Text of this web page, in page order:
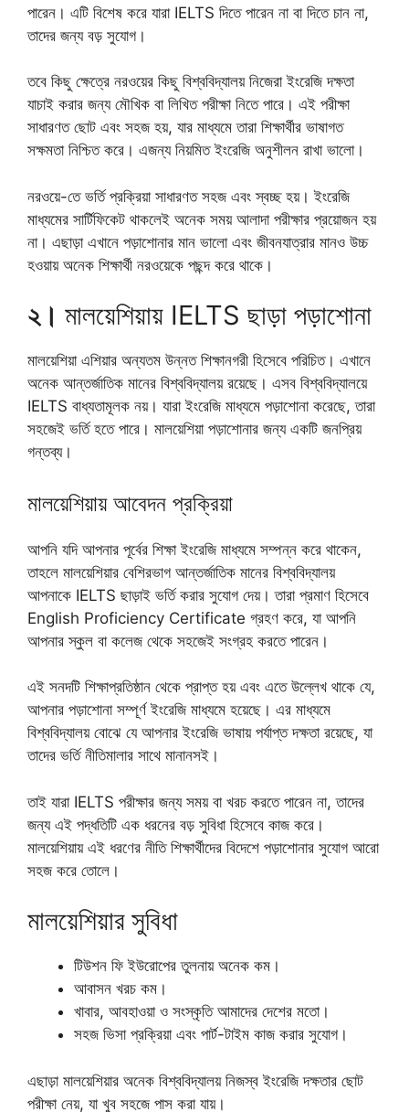
পারেন। এটি বিশেষ করে যারা IELTS দিতে পারেন না বা দিতে চান না,
তাদের জন্য বড় সুযোগ।
তবে কিছু ক্ষেত্রে নরওয়ের কিছু বিশ্ববিদ্যালয় নিজেরা ইংরেজি দক্ষতা
যাচাই করার জন্য মৌখিক বা লিখিত পরীক্ষা নিতে পারে। এই পরীক্ষা
সাধারণত ছোট এবং সহজ হয়, যার মাধ্যমে তারা শিক্ষার্থীর ভাষাগত
সক্ষমতা নিশ্চিত করে। এজন্য নিয়মিত ইংরেজি অনুশীলন রাখা ভালো।
নরওয়ে-তে ভর্তি প্রক্রিয়া সাধারণত সহজ এবং স্বচ্ছ হয়। ইংরেজি
মাধ্যমের সার্টিফিকেট থাকলেই অনেক সময় আলাদা পরীক্ষার প্রয়োজন হয়
না। এছাড়া এখানে পড়াশোনার মান ভালো এবং জীবনযাত্রার মানও উচ্চ
হওয়ায় অনেক শিক্ষার্থী নরওয়েকে পছন্দ করে থাকে।
২। মালয়েশিয়ায় IELTS ছাড়া পড়াশোনা
মালয়েশিয়া এশিয়ার অন্যতম উন্নত শিক্ষানগরী হিসেবে পরিচিত। এখানে
অনেক আন্তর্জাতিক মানের বিশ্ববিদ্যালয় রয়েছে। এসব বিশ্ববিদ্যালয়ে
IELTS বাধ্যতামূলক নয়। যারা ইংরেজি মাধ্যমে পড়াশোনা করেছে, তারা
সহজেই ভর্তি হতে পারে। মালয়েশিয়া পড়াশোনার জন্য একটি জনপ্রিয়
গন্তব্য।
মালয়েশিয়ায় আবেদন প্রক্রিয়া
আপনি যদি আপনার পূর্বের শিক্ষা ইংরেজি মাধ্যমে সম্পন্ন করে থাকেন,
তাহলে মালয়েশিয়ার বেশিরভাগ আন্তর্জাতিক মানের বিশ্ববিদ্যালয়
আপনাকে IELTS ছাড়াই ভর্তি করার সুযোগ দেয়। তারা প্রমাণ হিসেবে
English Proficiency Certificate গ্রহণ করে, যা আপনি
আপনার স্কুল বা কলেজ থেকে সহজেই সংগ্রহ করতে পারেন।
এই সনদটি শিক্ষাপ্রতিষ্ঠান থেকে প্রাপ্ত হয় এবং এতে উল্লেখ থাকে যে,
আপনার পড়াশোনা সম্পূর্ণ ইংরেজি মাধ্যমে হয়েছে। এর মাধ্যমে
বিশ্ববিদ্যালয় বোঝে যে আপনার ইংরেজি ভাষায় পর্যাপ্ত দক্ষতা রয়েছে, যা
তাদের ভর্তি নীতিমালার সাথে মানানসই।
তাই যারা IELTS পরীক্ষার জন্য সময় বা খরচ করতে পারেন না, তাদের
জন্য এই পদ্ধতিটি এক ধরনের বড় সুবিধা হিসেবে কাজ করে।
মালয়েশিয়ায় এই ধরণের নীতি শিক্ষার্থীদের বিদেশে পড়াশোনার সুযোগ আরো
সহজ করে তোলে।
মালয়েশিয়ার সুবিধা
টিউশন ফি ইউরোপের তুলনায় অনেক কম।
আবাসন খরচ কম।
খাবার, আবহাওয়া ও সংস্কৃতি আমাদের দেশের মতো।
সহজ ভিসা প্রক্রিয়া এবং পার্ট-টাইম কাজ করার সুযোগ।
এছাড়া মালয়েশিয়ার অনেক বিশ্ববিদ্যালয় নিজস্ব ইংরেজি দক্ষতার ছোট
পরীক্ষা নেয়, যা খুব সহজে পাস করা যায়।